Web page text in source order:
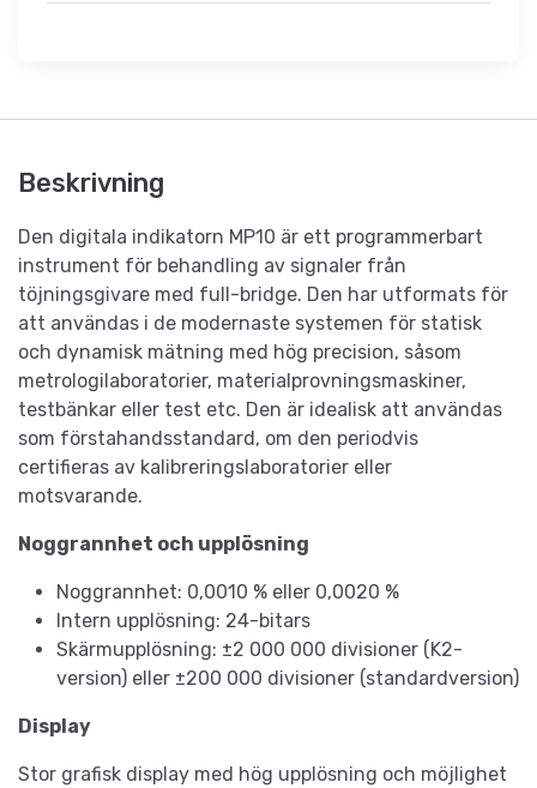
Beskrivning
Den digitala indikatorn MP10 är ett programmerbart
instrument för behandling av signaler från
töjningsgivare med full-bridge. Den har utformats för
att användas i de modernaste systemen för statisk
och dynamisk mätning med hög precision, såsom
metrologilaboratorier, materialprovningsmaskiner,
testbänkar eller test etc. Den är idealisk att användas
som förstahandsstandard, om den periodvis
certifieras av kalibreringslaboratorier eller
motsvarande.
Noggrannhet och upplösning
Noggrannhet: 0,0010 % eller 0,0020 %
Intern upplösning: 24-bitars
Skärmupplösning: ±2 000 000 divisioner (K2-
version) eller ±200 000 divisioner (standardversion)
Display
Stor grafisk display med hög upplösning och möjlighet